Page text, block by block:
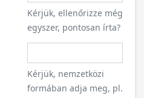
Kérjük, ellenőrizze még
egyszer, pontosan írta?
Kérjük, nemzetközi
formában adja meg, pl.